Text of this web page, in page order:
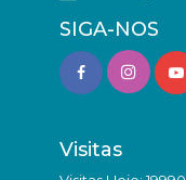
SIGA-NOS
Visitas